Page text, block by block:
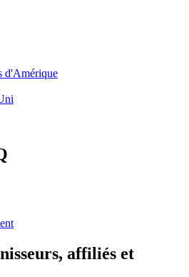
d'Amérique
affiliés et